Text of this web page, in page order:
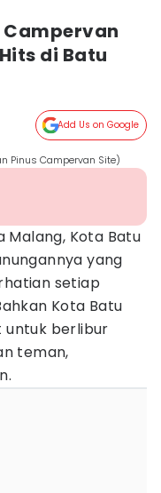
di Batu
Add Us on Google
Pinus Campervan Site)
Malang, Kota Batu
yang
setiap
Kota Batu
untuk berlibur
teman,